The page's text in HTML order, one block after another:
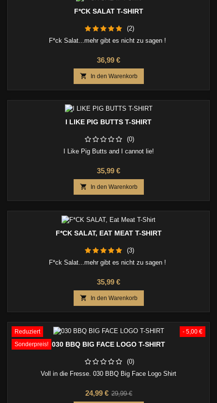
F*CK SALAT T-SHIRT
(2)
F*ck Salat...mehr gibt es nicht zu sagen !
Preis
36,99 €
 In den Warenkorb
I LIKE PIG BUTTS T-SHIRT
(0)
I Like Pig Butts and I cannot lie!
Preis
35,99 €
 In den Warenkorb
F*CK SALAT, EAT MEAT T-SHIRT
(3)
F*ck Salat...mehr gibt es nicht zu sagen !
Preis
35,99 €
 In den Warenkorb
- 5,00 €
Reduziert
Sonderpreis! 030 BBQ BIG FACE LOGO T-SHIRT
(0)
Voll in die Fresse. 030 BBQ Big Face Logo Shirt
Preis
24,99 € Verkaufspreis
29,99 €